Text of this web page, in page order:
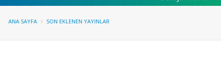
ANA SAYFA SON EKLENEN YAYINLAR